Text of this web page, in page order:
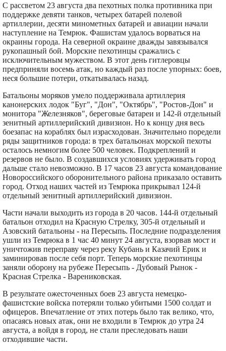
С рассветом 23 августа два пехотных полка противника при
поддержке девяти танков, четырех батарей полевой
артиллерии, десяти минометных батарей и авиации начали
наступление на Темрюк. Фашистам удалось ворваться на
окраины города. На северной окраине дважды завязывался
рукопашный бой. Морские пехотинцы сражались с
исключительным мужеством. В этот день гитлеровцы
предприняли восемь атак, но каждый раз после упорных: боев,
неся большие потери, откатывалась назад.
Батальоны моряков умело поддерживала артиллерия
канонерских лодок "Буг", "Дон", "Октябрь", "Ростов-Дон" и
монитора "Железняков", береговые батареи и 142-й отдельный
зенитный артиллерийский дивизион. Но к концу дня весь
боезапас на кораблях был израсходован. Значительно поредели
ряды защитников города: в трех батальонах морской пехоты
осталось немногим более 500 человек. Подкреплений и
резервов не было. В создавшихся условиях удерживать город
дальше стало невозможно. В 17 часов 23 августа командование
Новороссийского оборонительного района приказало оставить
город. Отход наших частей из Темрюка прикрывал 124-й
отдельный зенитный артиллерийский дивизион.
Части начали выходить из города в 20 часов. 144-й отдельный
батальон отходил на Красную Стрелку, 305-й отдельный и
Азовский батальоны - на Пересыпь. Последние подразделения
ушли из Темрюка в 1 час 40 минут 24 августа, взорвав мост и
уничтожив переправу через реку Кубань и Казачий Ерик и
заминировав после себя порт. Теперь морские пехотинцы
заняли оборону на рубеже Пересыпь - Дубовый Рынок -
Красная Стрелка - Варениковская.
В результате ожесточенных боев 23 августа немецко-
фашистские войска потеряли только убитыми 1500 солдат и
офицеров. Впечатление от этих потерь было так велико, что,
опасаясь новых атак, они не входили в Темрюк до утра 24
августа, а войдя в город, не стали преследовать наши
отходившие части.